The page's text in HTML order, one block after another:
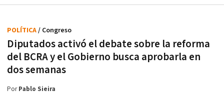
Diputados activó el debate sobre la reforma
del BCRA y el Gobierno busca aprobarla en
dos semanas
POLÍTICA/ Congreso
PorPablo Sieira